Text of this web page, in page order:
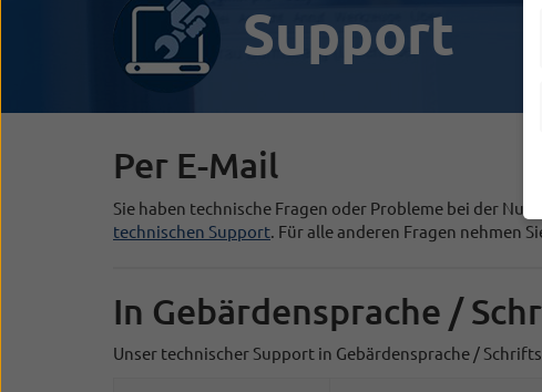
Support
Per E-Mail
Sie haben technische Fragen oder Probleme bei der
technischen Support. Für alle anderen Fragen nehmen
In Gebärdensprache /
Unser technischer Support in Gebärdensprache /